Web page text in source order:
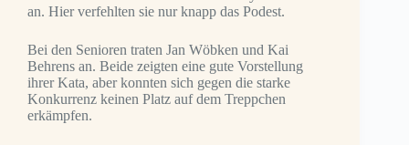
an. Hier verfehlten sie nur knapp das Podest.
Bei den Senioren traten Jan Wöbken und Kai
Behrens an. Beide zeigten eine gute Vorstellung
ihrer Kata, aber konnten sich gegen die starke
Konkurrenz keinen Platz auf dem Treppchen
erkämpfen.